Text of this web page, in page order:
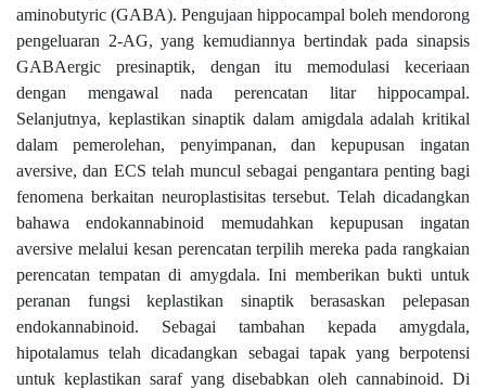
aminobutyric (GABA). Pengujaan hippocampal boleh mendorong
pengeluaran 2-AG, yang kemudiannya bertindak pada sinapsis
GABAergic presinaptik, dengan itu memodulasi keceriaan
dengan mengawal nada perencatan litar hippocampal.
Selanjutnya, keplastikan sinaptik dalam amigdala adalah kritikal
dalam pemerolehan, penyimpanan, dan kepupusan ingatan
aversive, dan ECS telah muncul sebagai pengantara penting bagi
fenomena berkaitan neuroplastisitas tersebut. Telah dicadangkan
bahawa endokannabinoid memudahkan kepupusan ingatan
aversive melalui kesan perencatan terpilih mereka pada rangkaian
perencatan tempatan di amygdala. Ini memberikan bukti untuk
peranan fungsi keplastikan sinaptik berasaskan pelepasan
endokannabinoid. Sebagai tambahan kepada amygdala,
hipotalamus telah dicadangkan sebagai tapak yang berpotensi
untuk keplastikan saraf yang disebabkan oleh cannabinoid. Di